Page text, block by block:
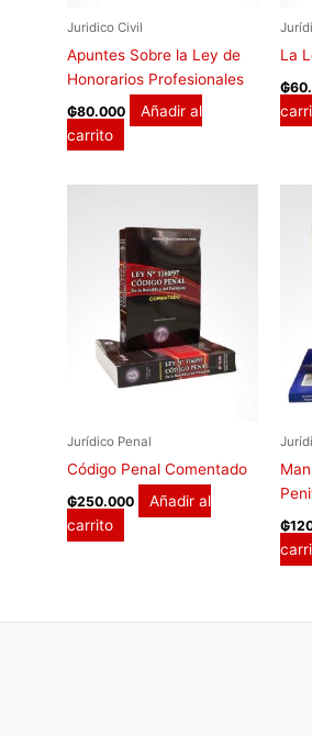
Juridico Civil
Apuntes Sobre la Ley de
Honorarios Profesionales
₲80.000
Añadir al
carrito
La
₲
Jurídico Penal
Código Penal Comentado
₲250.000
Añadir al
carrito
₲